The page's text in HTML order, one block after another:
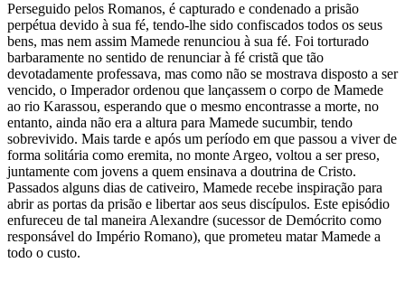
Perseguido pelos Romanos, é capturado e condenado a prisão
perpétua devido à sua fé, tendo-lhe sido confiscados todos os seus
bens, mas nem assim Mamede renunciou à sua fé. Foi torturado
barbaramente no sentido de renunciar à fé cristã que tão
devotadamente professava, mas como não se mostrava disposto a ser
vencido, o Imperador ordenou que lançassem o corpo de Mamede
ao rio Karassou, esperando que o mesmo encontrasse a morte, no
entanto, ainda não era a altura para Mamede sucumbir, tendo
sobrevivido. Mais tarde e após um período em que passou a viver de
forma solitária como eremita, no monte Argeo, voltou a ser preso,
juntamente com jovens a quem ensinava a doutrina de Cristo.
Passados alguns dias de cativeiro, Mamede recebe inspiração para
abrir as portas da prisão e libertar aos seus discípulos. Este episódio
enfureceu de tal maneira Alexandre (sucessor de Demócrito como
responsável do Império Romano), que prometeu matar Mamede a
todo o custo.